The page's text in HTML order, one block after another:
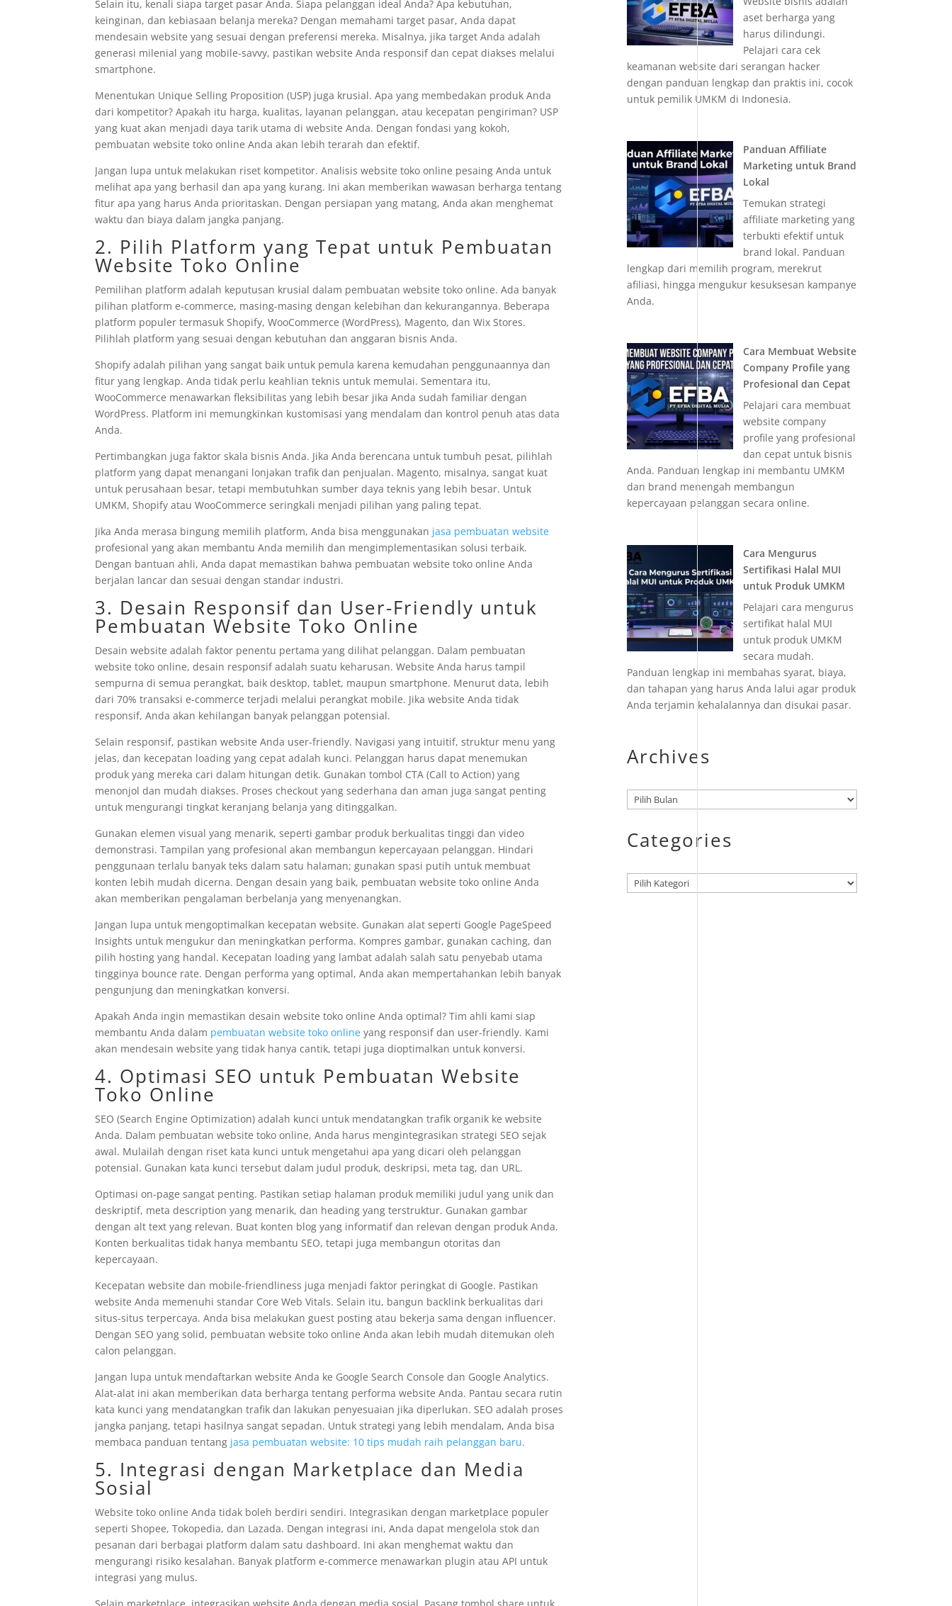
Selain itu, kenali siapa target pasar Anda. Siapa pelanggan ideal Anda? Apa kebutuhan,
keinginan, dan kebiasaan belanja mereka? Dengan memahami target pasar, Anda dapat
mendesain website yang sesuai dengan preferensi mereka. Misalnya, jika target Anda adalah
generasi milenial yang mobile-savvy, pastikan website Anda responsif dan cepat diakses melalui
smartphone.
Menentukan Unique Selling Proposition (USP) juga krusial. Apa yang membedakan produk Anda
dari kompetitor? Apakah itu harga, kualitas, layanan pelanggan, atau kecepatan pengiriman? USP
yang kuat akan menjadi daya tarik utama di website Anda. Dengan fondasi yang kokoh,
pembuatan website toko online Anda akan lebih terarah dan efektif.
Jangan lupa untuk melakukan riset kompetitor. Analisis website toko online pesaing Anda untuk
melihat apa yang berhasil dan apa yang kurang. Ini akan memberikan wawasan berharga tentang
fitur apa yang harus Anda prioritaskan. Dengan persiapan yang matang, Anda akan menghemat
waktu dan biaya dalam jangka panjang.
2. Pilih Platform yang Tepat untuk Pembuatan
Website Toko Online
Pemilihan platform adalah keputusan krusial dalam pembuatan website toko online. Ada banyak
pilihan platform e-commerce, masing-masing dengan kelebihan dan kekurangannya. Beberapa
platform populer termasuk Shopify, WooCommerce (WordPress), Magento, dan Wix Stores.
Pilihlah platform yang sesuai dengan kebutuhan dan anggaran bisnis Anda.
Shopify adalah pilihan yang sangat baik untuk pemula karena kemudahan penggunaannya dan
fitur yang lengkap. Anda tidak perlu keahlian teknis untuk memulai. Sementara itu,
WooCommerce menawarkan fleksibilitas yang lebih besar jika Anda sudah familiar dengan
WordPress. Platform ini memungkinkan kustomisasi yang mendalam dan kontrol penuh atas data
Anda.
Pertimbangkan juga faktor skala bisnis Anda. Jika Anda berencana untuk tumbuh pesat, pilihlah
platform yang dapat menangani lonjakan trafik dan penjualan. Magento, misalnya, sangat kuat
untuk perusahaan besar, tetapi membutuhkan sumber daya teknis yang lebih besar. Untuk
UMKM, Shopify atau WooCommerce seringkali menjadi pilihan yang paling tepat.
Jika Anda merasa bingung memilih platform, Anda bisa menggunakan jasa pembuatan website
profesional yang akan membantu Anda memilih dan mengimplementasikan solusi terbaik.
Dengan bantuan ahli, Anda dapat memastikan bahwa pembuatan website toko online Anda
berjalan lancar dan sesuai dengan standar industri.
3. Desain Responsif dan User-Friendly untuk
Pembuatan Website Toko Online
Desain website adalah faktor penentu pertama yang dilihat pelanggan. Dalam pembuatan
website toko online, desain responsif adalah suatu keharusan. Website Anda harus tampil
sempurna di semua perangkat, baik desktop, tablet, maupun smartphone. Menurut data, lebih
dari 70% transaksi e-commerce terjadi melalui perangkat mobile. Jika website Anda tidak
responsif, Anda akan kehilangan banyak pelanggan potensial.
Selain responsif, pastikan website Anda user-friendly. Navigasi yang intuitif, struktur menu yang
jelas, dan kecepatan loading yang cepat adalah kunci. Pelanggan harus dapat menemukan
produk yang mereka cari dalam hitungan detik. Gunakan tombol CTA (Call to Action) yang
menonjol dan mudah diakses. Proses checkout yang sederhana dan aman juga sangat penting
untuk mengurangi tingkat keranjang belanja yang ditinggalkan.
Gunakan elemen visual yang menarik, seperti gambar produk berkualitas tinggi dan video
demonstrasi. Tampilan yang profesional akan membangun kepercayaan pelanggan. Hindari
penggunaan terlalu banyak teks dalam satu halaman; gunakan spasi putih untuk membuat
konten lebih mudah dicerna. Dengan desain yang baik, pembuatan website toko online Anda
akan memberikan pengalaman berbelanja yang menyenangkan.
Jangan lupa untuk mengoptimalkan kecepatan website. Gunakan alat seperti Google PageSpeed
Insights untuk mengukur dan meningkatkan performa. Kompres gambar, gunakan caching, dan
pilih hosting yang handal. Kecepatan loading yang lambat adalah salah satu penyebab utama
tingginya bounce rate. Dengan performa yang optimal, Anda akan mempertahankan lebih banyak
pengunjung dan meningkatkan konversi.
Apakah Anda ingin memastikan desain website toko online Anda optimal? Tim ahli kami siap
membantu Anda dalam pembuatan website toko online yang responsif dan user-friendly. Kami
akan mendesain website yang tidak hanya cantik, tetapi juga dioptimalkan untuk konversi.
4. Optimasi SEO untuk Pembuatan Website
Toko Online
SEO (Search Engine Optimization) adalah kunci untuk mendatangkan trafik organik ke website
Anda. Dalam pembuatan website toko online, Anda harus mengintegrasikan strategi SEO sejak
awal. Mulailah dengan riset kata kunci untuk mengetahui apa yang dicari oleh pelanggan
potensial. Gunakan kata kunci tersebut dalam judul produk, deskripsi, meta tag, dan URL.
Optimasi on-page sangat penting. Pastikan setiap halaman produk memiliki judul yang unik dan
deskriptif, meta description yang menarik, dan heading yang terstruktur. Gunakan gambar
dengan alt text yang relevan. Buat konten blog yang informatif dan relevan dengan produk Anda.
Konten berkualitas tidak hanya membantu SEO, tetapi juga membangun otoritas dan
kepercayaan.
Kecepatan website dan mobile-friendliness juga menjadi faktor peringkat di Google. Pastikan
website Anda memenuhi standar Core Web Vitals. Selain itu, bangun backlink berkualitas dari
situs-situs terpercaya. Anda bisa melakukan guest posting atau bekerja sama dengan influencer.
Dengan SEO yang solid, pembuatan website toko online Anda akan lebih mudah ditemukan oleh
calon pelanggan.
Jangan lupa untuk mendaftarkan website Anda ke Google Search Console dan Google Analytics.
Alat-alat ini akan memberikan data berharga tentang performa website Anda. Pantau secara rutin
kata kunci yang mendatangkan trafik dan lakukan penyesuaian jika diperlukan. SEO adalah proses
jangka panjang, tetapi hasilnya sangat sepadan. Untuk strategi yang lebih mendalam, Anda bisa
membaca panduan tentang jasa pembuatan website: 10 tips mudah raih pelanggan baru.
5. Integrasi dengan Marketplace dan Media
Sosial
Website toko online Anda tidak boleh berdiri sendiri. Integrasikan dengan marketplace populer
seperti Shopee, Tokopedia, dan Lazada. Dengan integrasi ini, Anda dapat mengelola stok dan
pesanan dari berbagai platform dalam satu dashboard. Ini akan menghemat waktu dan
mengurangi risiko kesalahan. Banyak platform e-commerce menawarkan plugin atau API untuk
integrasi yang mulus.
aset berharga yang
harus dilindungi.
Pelajari cara cek
keamanan website dari serangan hacker
dengan panduan lengkap dan praktis ini, cocok
untuk pemilik UMKM di Indonesia.
Panduan Affiliate
Marketing untuk Brand
Lokal
Temukan strategi
affiliate marketing yang
terbukti efektif untuk
brand lokal. Panduan
lengkap dari memilih program, merekrut
afiliasi, hingga mengukur kesuksesan kampanye
Anda.
Cara Membuat Website
Company Profile yang
Profesional dan Cepat
Pelajari cara membuat
website company
profile yang profesional
dan cepat untuk bisnis
Anda. Panduan lengkap ini membantu UMKM
dan brand menengah membangun
kepercayaan pelanggan secara online.
Cara Mengurus
Sertifikasi Halal MUI
untuk Produk UMKM
Pelajari cara mengurus
sertifikat halal MUI
untuk produk UMKM
secara mudah.
Panduan lengkap ini membahas syarat, biaya,
dan tahapan yang harus Anda lalui agar produk
Anda terjamin kehalalannya dan disukai pasar.
Archives
Arsip
Categories
Kategori